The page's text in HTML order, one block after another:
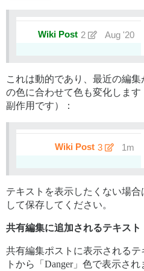
これは動的であり、最近の編
の色に合わせて色も変化しま
副作用です）：
テキストを表示したくない場
して保存してください。
共有編集に追加されるテキスト
共有編集ポストに表示される
トから「Danger」色で表示され